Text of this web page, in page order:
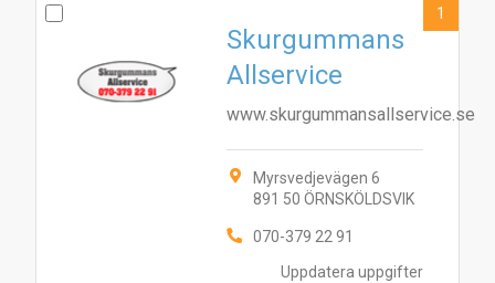
Uppdatera uppgifter
Skurgummans
Allservice
www.skurgummansallservice.se
Myrsvedjevägen 6
891 50 ÖRNSKÖLDSVIK
070-379 22 91
1